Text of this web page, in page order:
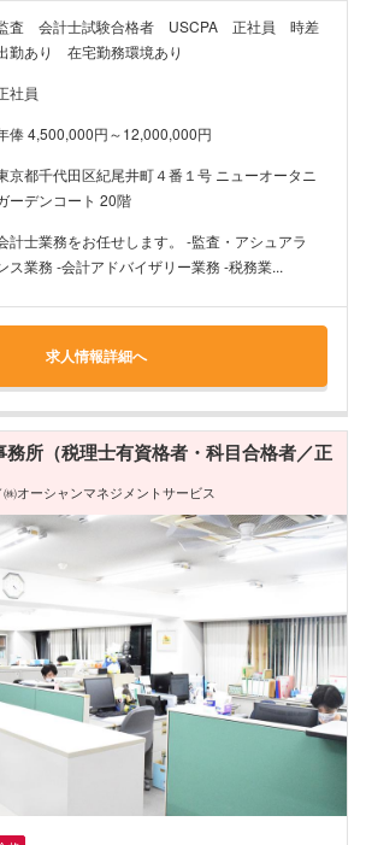
査 会計士試験合格者 USCPA 正社員 時差
勤あり 在宅勤務環境あり
社員
俸 4,500,000円～12,000,000円
京都千代田区紀尾井町４番１号 ニューオータニ
ーデンコート 20階
計士業務をお任せします。 -監査・アシュアラ
ス業務 -会計アドバイザリー業務 -税務業...
求人情報詳細へ
所（税理士有資格者・科目合格者／正
オーシャンマネジメントサービス